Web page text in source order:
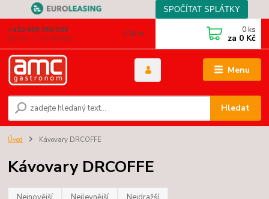
Menu
CZK
Hledat
+420 608 350 006
(Po-Pá, 7-15.30 hod.)
0 ks
za 0 Kč
Úvod Kávovary DRCOFFE
Kávovary DRCOFFE